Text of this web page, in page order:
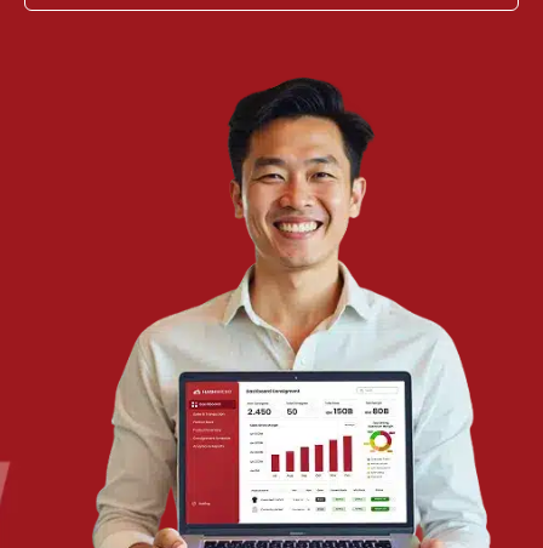
HashMicroPenyedia solusi ERP dengan rangkaian software
PRODUK
HUBUNGI KAMI
Jalan Balikpapan Raya No. 9 A - C, Daerah Khusus Ibukota
021 5099 6750
+62-812-2284-6776
hello@hashmicro.co.id
partnership@hashmicro.com